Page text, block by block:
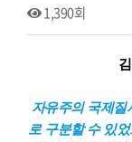
1,390회
자유주의 국제질
로 구분할 수 있